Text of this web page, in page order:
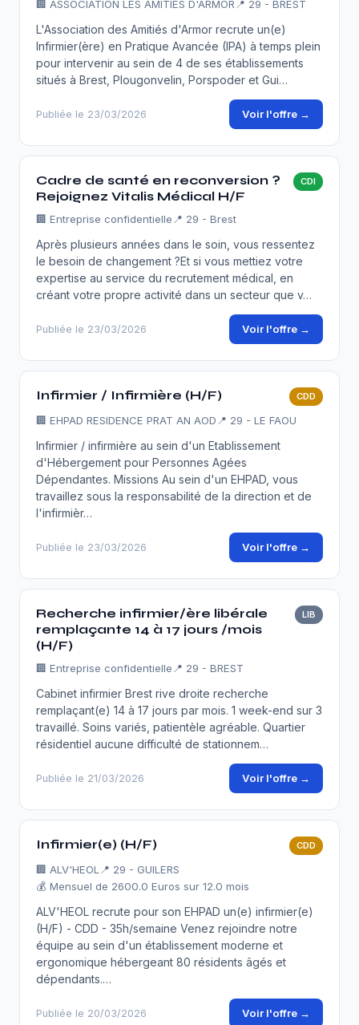
🏢 ASSOCIATION LES AMITIES D'ARMOR 📍 29 - BREST
L'Association des Amitiés d'Armor recrute un(e)
Infirmier(ère) en Pratique Avancée (IPA) à temps plein
pour intervenir au sein de 4 de ses établissements
situés à Brest, Plougonvelin, Porspoder et Gui…
Publiée le 23/03/2026 Voir l'offre →
Cadre de santé en reconversion ?
Rejoignez Vitalis Médical H/F
CDI
🏢 Entreprise confidentielle 📍 29 - Brest
Après plusieurs années dans le soin, vous ressentez
le besoin de changement ?Et si vous mettiez votre
expertise au service du recrutement médical, en
créant votre propre activité dans un secteur que v…
Publiée le 23/03/2026 Voir l'offre →
Infirmier / Infirmière (H/F) CDD
🏢 EHPAD RESIDENCE PRAT AN AOD 📍 29 - LE FAOU
Infirmier / infirmière au sein d'un Etablissement
d'Hébergement pour Personnes Agées
Dépendantes. Missions Au sein d'un EHPAD, vous
travaillez sous la responsabilité de la direction et de
l'infirmièr…
Publiée le 23/03/2026 Voir l'offre →
Recherche infirmier/ère libérale
remplaçante 14 à 17 jours /mois
(H/F)
LIB
🏢 Entreprise confidentielle 📍 29 - BREST
Cabinet infirmier Brest rive droite recherche
remplaçant(e) 14 à 17 jours par mois. 1 week-end sur 3
travaillé. Soins variés, patientèle agréable. Quartier
résidentiel aucune difficulté de stationnem…
Publiée le 21/03/2026 Voir l'offre →
Infirmier(e) (H/F) CDD
🏢 ALV'HEOL 📍 29 - GUILERS
💰 Mensuel de 2600.0 Euros sur 12.0 mois
ALV'HEOL recrute pour son EHPAD un(e) infirmier(e)
(H/F) - CDD - 35h/semaine Venez rejoindre notre
équipe au sein d'un établissement moderne et
ergonomique hébergeant 80 résidents âgés et
dépendants.…
Publiée le 20/03/2026 Voir l'offre →